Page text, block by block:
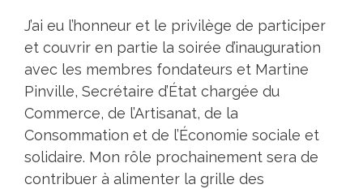
J’ai eu l’honneur et le privilège de participer
et couvrir en partie la soirée d’inauguration
avec les membres fondateurs et Martine
Pinville, Secrétaire d’État chargée du
Commerce, de l’Artisanat, de la
Consommation et de l’Économie sociale et
solidaire. Mon rôle prochainement sera de
contribuer à alimenter la grille des